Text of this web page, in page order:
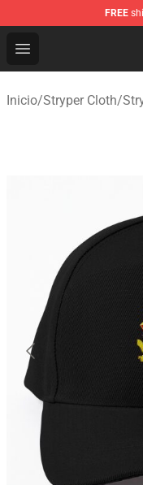
FREE
Open menu
Stryper Store -
Inicio/Stryper Cloth/